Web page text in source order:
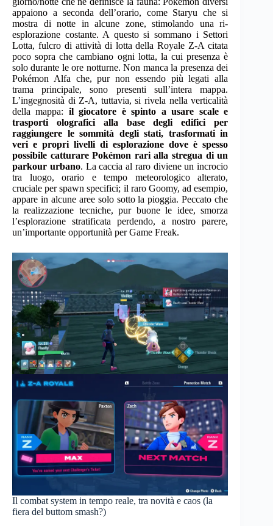
appaiono a seconda dell’orario, come Staryu che si
mostra di notte in alcune zone, stimolando una ri-
esplorazione costante. A questo si sommano i Settori
Lotta, fulcro di attività di lotta della Royale Z-A citata
poco sopra che cambiano ogni lotta, la cui presenza è
solo durante le ore notturne. Non manca la presenza dei
Pokémon Alfa che, pur non essendo più legati alla
trama principale, sono presenti sull’intera mappa.
L’ingegnosità di Z-A, tuttavia, si rivela nella verticalità
della mappa: il giocatore è spinto a usare scale e
trasporti olografici alla base degli edifici per
raggiungere le sommità degli stati, trasformati in
veri e propri livelli di esplorazione dove è spesso
possibile catturare Pokémon rari alla stregua di un
parkour urbano. La caccia al raro diviene un incrocio
tra luogo, orario e tempo meteorologico alterato,
cruciale per spawn specifici; il raro Goomy, ad esempio,
appare in alcune aree solo sotto la pioggia. Peccato che
la realizzazione tecniche, pur buone le idee, smorza
l’esplorazione stratificata perdendo, a nostro parere,
un’importante opportunità per Game Freak.
Il combat system in tempo reale, tra novità e caos (la
fiera del buttom smash?)